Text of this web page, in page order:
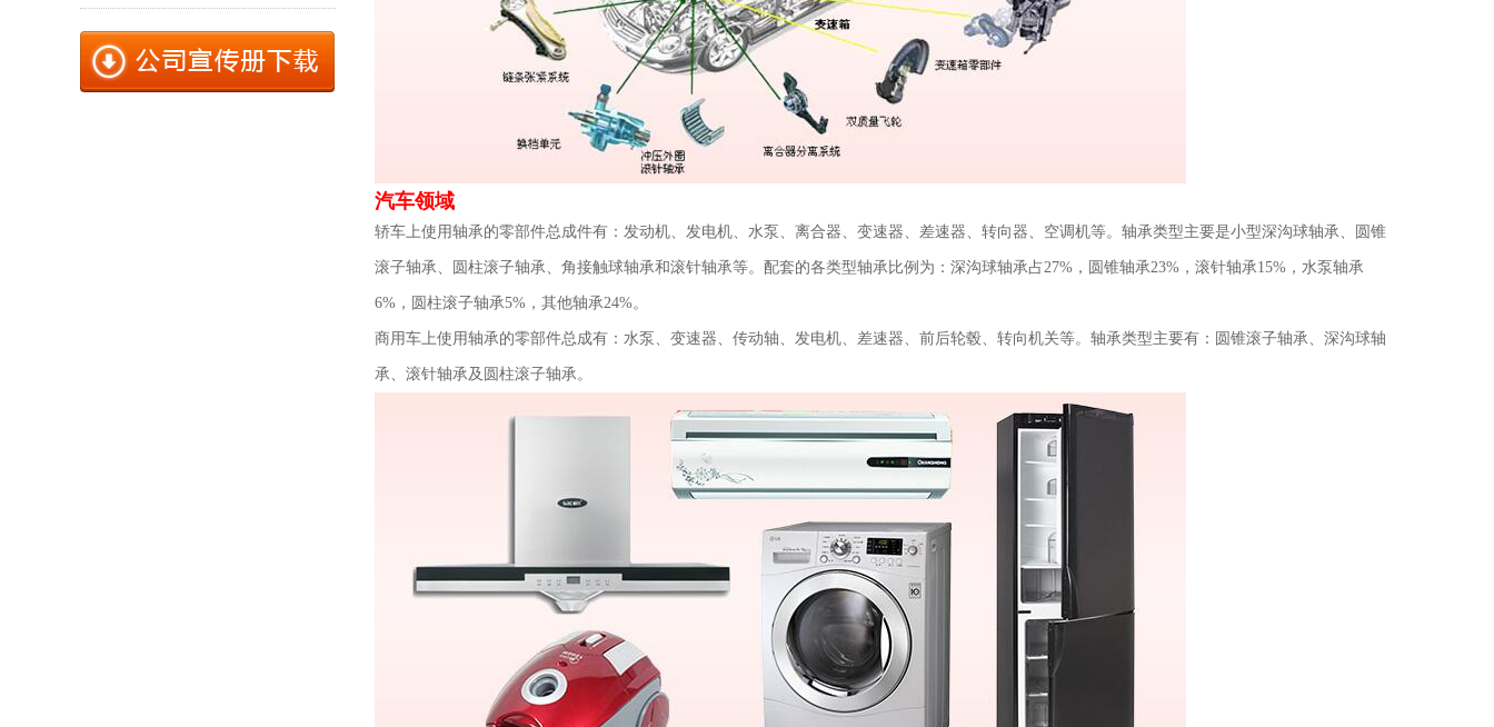
汽车领域
轿车上使用轴承的零部件总成件有：发动机、发电机、水泵、离合器、变速器、差速器、转向器、空调机等。轴承类型主要是小型深沟球轴承、圆锥
滚子轴承、圆柱滚子轴承、角接触球轴承和滚针轴承等。配套的各类型轴承比例为：深沟球轴承占27%，圆锥轴承23%，滚针轴承15%，水泵轴承
6%，圆柱滚子轴承5%，其他轴承24%。
商用车上使用轴承的零部件总成有：水泵、变速器、传动轴、发电机、差速器、前后轮毂、转向机关等。轴承类型主要有：圆锥滚子轴承、深沟球轴
承、滚针轴承及圆柱滚子轴承。